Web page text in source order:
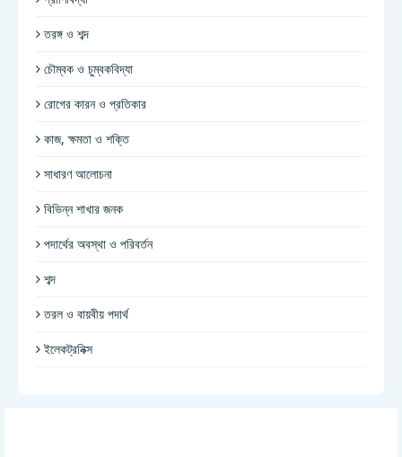
তরঙ্গ ও শব্দ
চৌম্বক ও চুম্বকবিদ্যা
রোগের কারন ও প্রতিকার
কাজ, ক্ষমতা ও শক্তি
সাধারণ আলোচনা
বিভিন্ন শাখার জনক
পদার্থের অবস্থা ও পরিবর্তন
শব্দ
তরল ও বায়বীয় পদার্থ
ইলেকট্রনিক্স